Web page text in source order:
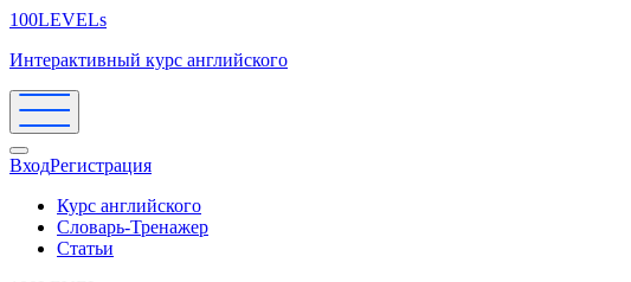
100LEVELs
Интерактивный курс английского
ВходРегистрация
Курс английского
Словарь-Тренажер
Статьи